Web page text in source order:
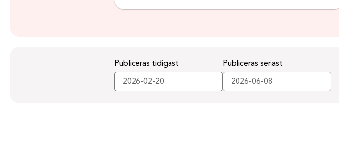
Publiceras tidigast Publiceras senast